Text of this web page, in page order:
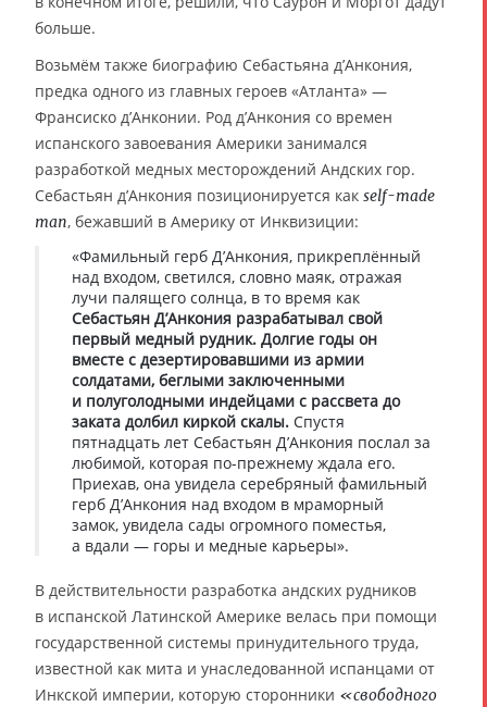
больше.
Возьмём также биографию Себастьяна д’Анкония,
предка одного из главных героев «Атланта» —
Франсиско д’Анконии. Род д’Анкония со времен
испанского завоевания Америки занимался
разработкой медных месторождений Андских гор.
Себастьян д’Анкония позиционируется как self-made
man, бежавший в Америку от Инквизиции:
«Фамильный герб Д’Анкония, прикреплённый
над входом, светился, словно маяк, отражая
лучи палящего солнца, в то время как
Себастьян Д’Анкония разрабатывал свой
первый медный рудник. Долгие годы он
вместе с дезертировавшими из армии
солдатами, беглыми заключенными
и полуголодными индейцами с рассвета до
заката долбил киркой скалы. Спустя
пятнадцать лет Себастьян Д’Анкония послал за
любимой, которая по-прежнему ждала его.
Приехав, она увидела серебряный фамильный
герб Д’Анкония над входом в мраморный
замок, увидела сады огромного поместья,
а вдали — горы и медные карьеры».
В действительности разработка андских рудников
в испанской Латинской Америке велась при помощи
государственной системы принудительного труда,
известной как мита и унаследованной испанцами от
Инкской империи, которую сторонники «свободного